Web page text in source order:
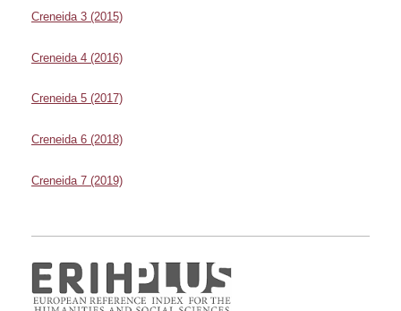
Creneida 3 (2015)
Creneida 4 (2016)
Creneida 5 (2017)
Creneida 6 (2018)
Creneida 7 (2019)